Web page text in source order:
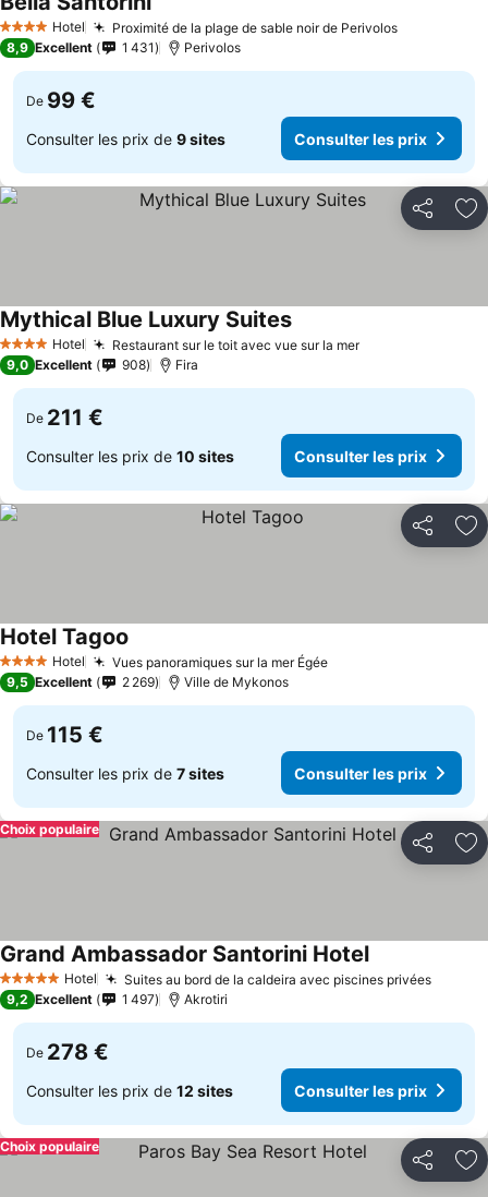
4 Étoiles Hotel Proximité de la plage de sable noir de Perivolos
8,9 Excellent 1 431 Perivolos
De 99 €
Consulter les prix de 9 sites Consulter les prix
Partager
4 Étoiles Hotel Restaurant sur le toit avec vue sur la mer
Mythical Blue Luxury Suites
9,0 Excellent 908 Fira
De 211 €
Consulter les prix de 10 sites Consulter les prix
Partager
4 Étoiles Hotel Vues panoramiques sur la mer Égée
Hotel Tagoo
9,5 Excellent 2 269 Ville de Mykonos
De 115 €
Consulter les prix de 7 sites Consulter les prix
Partager
Choix populaire
5 Étoiles Hotel Suites au bord de la caldeira avec piscines privées
Grand Ambassador Santorini Hotel
9,2 Excellent 1 497 Akrotiri
De 278 €
Consulter les prix de 12 sites Consulter les prix
Partager
Choix populaire